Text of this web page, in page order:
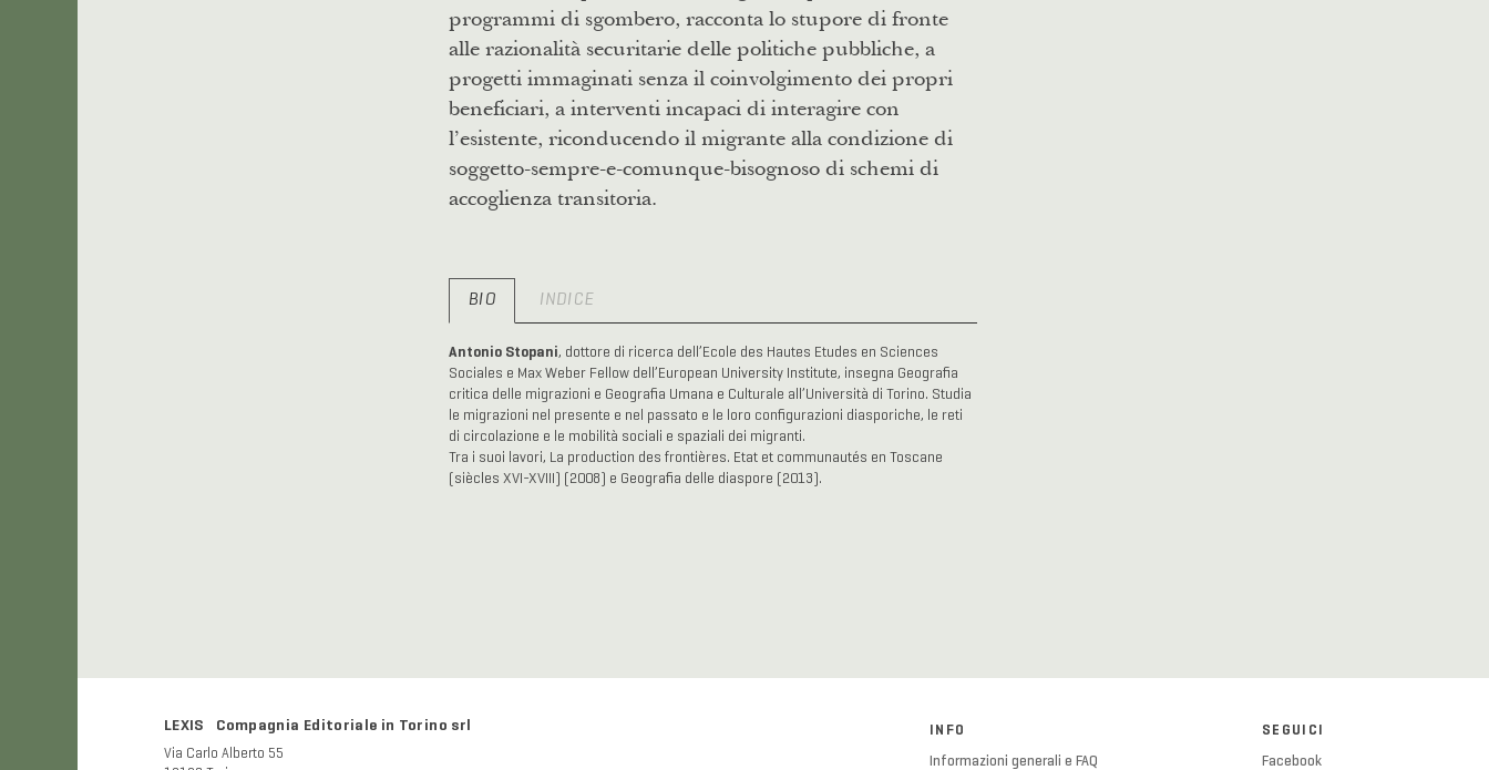
programmi di sgombero, racconta lo stupore di fronte
alle razionalità securitarie delle politiche pubbliche, a
progetti immaginati senza il coinvolgimento dei propri
beneficiari, a interventi incapaci di interagire con
l’esistente, riconducendo il migrante alla condizione di
soggetto-sempre-e-comunque-bisognoso di schemi di
accoglienza transitoria.
BIO INDICE
Antonio Stopani, dottore di ricerca dell’Ecole des Hautes Etudes en Sciences
Sociales e Max Weber Fellow dell’European University Institute, insegna Geografia
critica delle migrazioni e Geografia Umana e Culturale all’Università di Torino. Studia
le migrazioni nel presente e nel passato e le loro configurazioni diasporiche, le reti
di circolazione e le mobilità sociali e spaziali dei migranti.
Tra i suoi lavori, La production des frontières. Etat et communautés en Toscane
(siècles XVI-XVIII) (2008) e Geografia delle diaspore (2013).
LEXIS Compagnia Editoriale in Torino srl
Via Carlo Alberto 55
INFO
Informazioni generali e FAQ
SEGUICI
Facebook